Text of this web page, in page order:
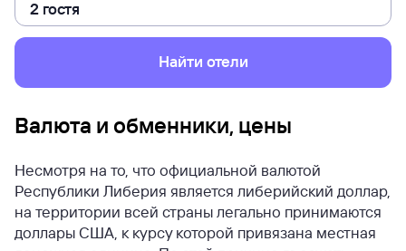
Найти отели
Валюта и обменники, цены
Несмотря на то, что официальной валютой
Республики Либерия является либерийский доллар,
на территории всей страны легально принимаются
доллары США, к курсу которой привязана местная